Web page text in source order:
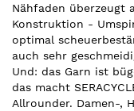
Nähfaden überzeugt
Konstruktion -
optimal
auch sehr
Und: das Garn ist
das macht
Allrounder. Damen-,